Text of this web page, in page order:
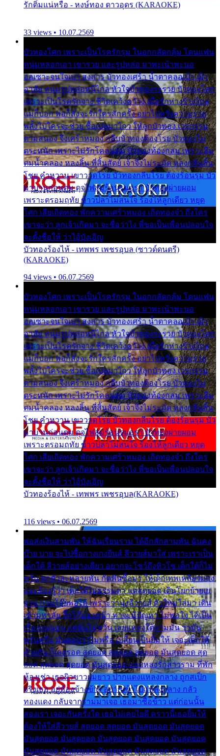
รักติ๋มแน่หรือ - หงษ์ทอง ดาวอุดร (KARAOKE)
33 views • 10.07.2569
บัวทองโศก เพราะเป็นโรครักรุม ในอกกลัดกลุ้ม โดนแฟน
หนุ่มหลอกเอา เขารวย และรูปหล่อ มาพะเน้าพะนอ
ออเซาะจนใจเบา สงสาร บัวทองเศร้า น้ำตาคลอเบ้า เฝ้า
อาลัย หนุ่มรูปหล่อหนีไกล หัวใจบัวทองระรวย บัวทองโศก
เพราะเป็นโรครักจาง ชีวิตเคว้งคว้าง เมื่อรักห่างร้างไกล
แม่ก็บอก พ่อก็สั่งจะรักใครสักครั้ง อย่าไปหวังความรวย
พลั้งไปใครจะช่วย ซื้อเปลมาไกว ให้ลูกบัวทอง เวรกรรม
ตามสนอง จึงเศร้าหมอง กลีบบัวทองต้องโรย บัวทองไม่
ตระหนัก เพราะไม่รักโคลนตม บัวทองท้องกลม เพราะลืม
ตมน้ำคลอง หลงลิ้น ที่สิ้นสัตย์ เจ้าจึงไม่ระมัด หลงกลิ่นลิ้น
โชย คำหวาน เขาวาดโรย บัวทองกลีบโรย ต้องร้อนรุม บัว
มาบานก่อนตูม ดุจไฟสุมร้อนรุมอุรา บัวทองผ่ายผอม
เพราะตรอมฤทัย ข้าวปลาไม่สนใจ ร้องไห้ลูกเดียว หยุด
โศก เสียเถิดทอง พักความเศร้าหมอง เถิดทองจ๋า ถึงใคร
เขาจะว่า ลูกเจ้าเกิดมา จะชื่อว่าไง พี่ขอเป็นเพื่อนปลอบใจ
จะตั้งชื่อให้ ว่าไอ้บังเอิญ
บัวทองร้องไห้ - เทพพร เพชรอุบล (ซาวด์ดนตรี)
(KARAOKE)
94 views • 06.07.2569
บัวทองโศก เพราะเป็นโรครักรุม ในอกกลัดกลุ้ม โดนแฟน
หนุ่มหลอกเอา เขารวย และรูปหล่อ มาพะเน้าพะนอ
ออเซาะจนใจเบา สงสาร บัวทองเศร้า น้ำตาคลอเบ้า เฝ้า
อาลัย หนุ่มรูปหล่อหนีไกล หัวใจบัวทองระรวย บัวทองโศก
เพราะเป็นโรครักจาง ชีวิตเคว้งคว้าง เมื่อรักห่างร้างไกล
แม่ก็บอก พ่อก็สั่งจะรักใครสักครั้ง อย่าไปหวังความรวย
พลั้งไปใครจะช่วย ซื้อเปลมาไกว ให้ลูกบัวทอง เวรกรรม
ตามสนอง จึงเศร้าหมอง กลีบบัวทองต้องโรย บัวทองไม่
ตระหนัก เพราะไม่รักโคลนตม บัวทองท้องกลม เพราะลืม
ตมน้ำคลอง หลงลิ้น ที่สิ้นสัตย์ เจ้าจึงไม่ระมัด หลงกลิ่นลิ้น
โชย คำหวาน เขาวาดโรย บัวทองกลีบโรย ต้องร้อนรุม บัว
มาบานก่อนตูม ดุจไฟสุมร้อนรุมอุรา บัวทองผ่ายผอม
เพราะตรอมฤทัย ข้าวปลาไม่สนใจ ร้องไห้ลูกเดียว หยุด
โศก เสียเถิดทอง พักความเศร้าหมอง เถิดทองจ๋า ถึงใคร
เขาจะว่า ลูกเจ้าเกิดมา จะชื่อว่าไง พี่ขอเป็นเพื่อนปลอบใจ
จะตั้งชื่อให้ ว่าไอ้บังเอิญ
บัวทองร้องไห้ - เทพพร เพชรอุบล(KARAOKE)
116 views • 06.07.2569
พ่อส่งเงินสามพัน ให้ฉันเรียนราม ได้อีกสักสามพัน ฉันคง
บ๊าย บาย จะไปซื้อกางเกงยีนส์ ลีวายส์มาใส่ เพราะเราเป็น
เด็กใต้ ลีวายส์อย่างเดียว อยากจะโชว์ถึงหิวโซ เด็กใต้ก็ไม่
หวั่น ตกตัวละหลายพัน กัดฟันซื้อมา ให้เด็กเทพเหลียวมอง
และต้องรู้ว่า เด็กใต้ไม่ธรรมดา แต่สุดยอด เดินโยกย้ายเย
ยวน กวนโอ๊ยพอได้ เพราะว่านุ่งลีวายส์ ตัวใหม่ใส่มา เดิน
เข้ามหาลัย จิ๊กโก๊มองหน้า ท่าจะมีปัญหา ไม่พอใจ ได้เป็น
เรื่องแน่นอน แต่ฉันไม่หวั่น เลยแหลงใต้ถามมัน ว่ามัน
พรั่นพรือ มันตอบว่าไม่พรื่อ เปลี่ยนเป็นยิ้มให้ เจอะเด็กใต้
ด้วยกัน ก็เลยรอด สุดยอด สุดยอด สุดยอด มันสุดยอด สุด
ยอด สุดยอด สุดยอด มันสุดยอด แอบหลงรักสาวราม ที่พัก
ห้องเช่า เธอผิวขาวผมยาว ปากแดงแหลงกลาง ถูกสเป็ก
จริงเธอ อยู่ห้องข้างข้าง อยากเข้าไปแหลงกลาง กลัว
ทองแดง กลับจากรามมาเจอ เธอมาซื้อข้าว แต่ก่อนนั้น
สองเรา เจอะกันครั้งใด เธอไม่เคยไยดี คราวนี้เธอยิ้มให้
ต้องให้ใส่ลีวายส์ สุดยอด สุดยอด มันสุดยอด มันสุดยอด
มันสุดยอด มันสุดยอด มันสุดยอด มันสุดยอด มันสุดยอด
มันสุดยอด มันสุดยอด มันสุดยอด มันสุดยอด มันสุดยอด